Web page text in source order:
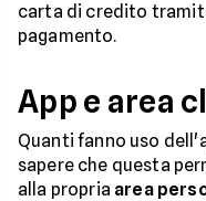
carta di credito
pagamento.
App e area
Quanti fanno uso
sapere che questa
alla propria area